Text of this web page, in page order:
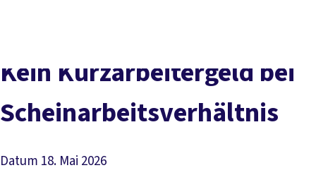
Service
Mitmachen Politik
Kein Kurzarbeitergeld bei
Scheinarbeitsverhältnis
Datum 18. Mai 2026